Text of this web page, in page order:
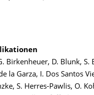
Birkenheuer, D. Blunk, S.
la Garza, I. Dos Santos
S. Herres-Pawlis, O.